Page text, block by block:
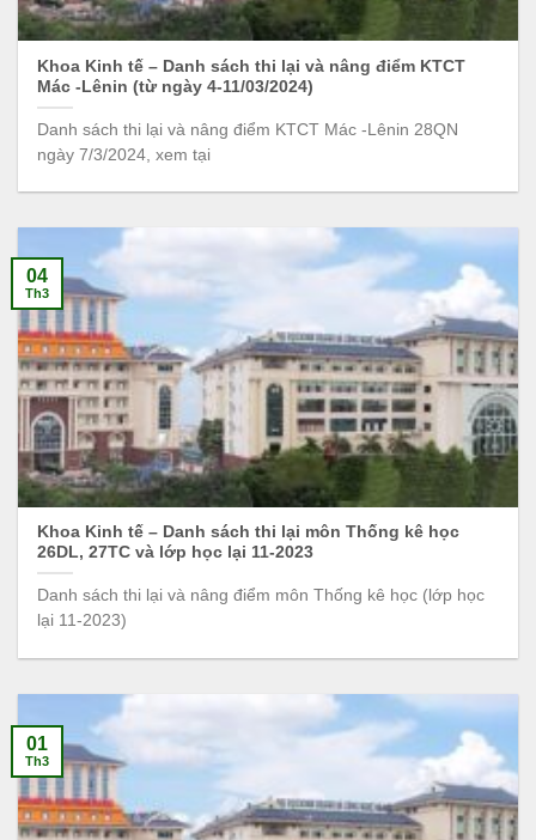
Khoa Kinh tế – Danh sách thi lại và nâng điểm KTCT
Mác -Lênin (từ ngày 4-11/03/2024)
Danh sách thi lại và nâng điểm KTCT Mác -Lênin 28QN
ngày 7/3/2024, xem tại
Khoa Kinh tế – Danh sách thi lại môn Thống kê học
26DL, 27TC và lớp học lại 11-2023
Danh sách thi lại và nâng điểm môn Thống kê học (lớp học
lại 11-2023)
04
Th3
01
Th3